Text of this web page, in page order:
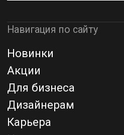
Политика конфиденциальности